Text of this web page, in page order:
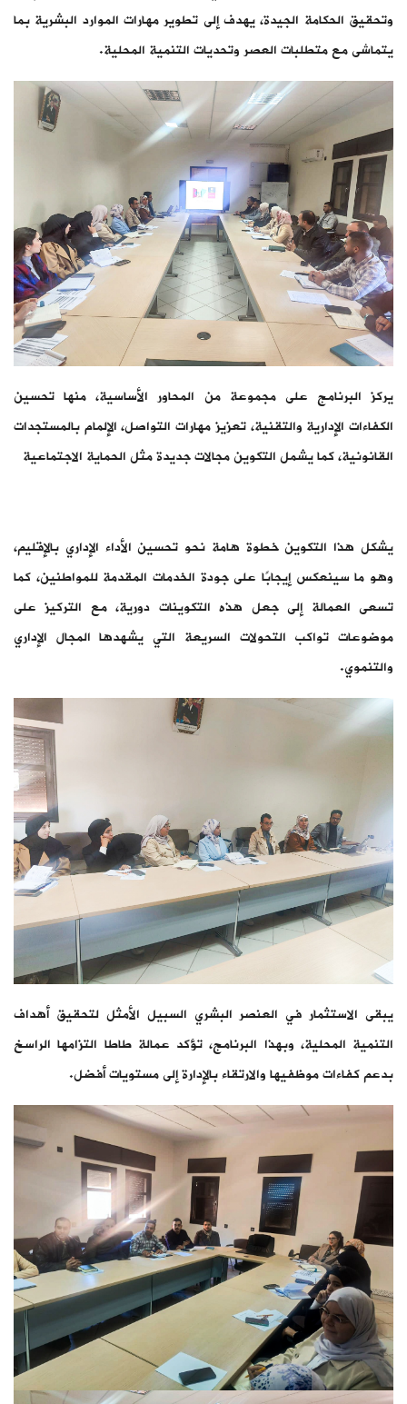
وتحقيق الحكامة الجيدة، يهدف إلى تطوير مهارات الموارد البشرية بما
يتماشى مع متطلبات العصر وتحديات التنمية المحلية.
يركز البرنامج على مجموعة من المحاور الأساسية، منها تحسين
الكفاءات الإدارية والتقنية، تعزيز مهارات التواصل، الإلمام بالمستجدات
القانونية، كما يشمل التكوين مجالات جديدة مثل الحماية الاجتماعية
يشكل هذا التكوين خطوة هامة نحو تحسين الأداء الإداري بالإقليم،
وهو ما سينعكس إيجابًا على جودة الخدمات المقدمة للمواطنين، كما
تسعى العمالة إلى جعل هذه التكوينات دورية، مع التركيز على
موضوعات تواكب التحولات السريعة التي يشهدها المجال الإداري
والتنموي.
يبقى الاستثمار في العنصر البشري السبيل الأمثل لتحقيق أهداف
التنمية المحلية، وبهذا البرنامج، تؤكد عمالة طاطا التزامها الراسخ
بدعم كفاءات موظفيها والارتقاء بالإدارة إلى مستويات أفضل.